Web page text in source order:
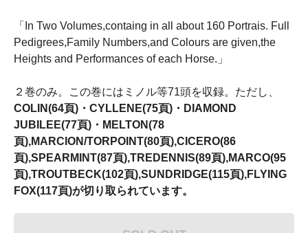
「In Two Volumes,containg in all about 160 Portrais. Full
Pedigrees,Family Numbers,and Colours are given,the
Heights and Performances of each Horse.」
２巻のみ。この巻にはミノル等71頭を収録。ただし、
COLIN(64頁)・CYLLENE(75頁)・DIAMOND
JUBILEE(77頁)・MELTON(78
頁),MARCION/TORPOINT(80頁),CICERO(86
頁),SPEARMINT(87頁),TREDENNIS(89頁),MARCO(95
頁),TROUTBECK(102頁),SUNDRIDGE(115頁),FLYING
FOX(117頁)が切り取られています。